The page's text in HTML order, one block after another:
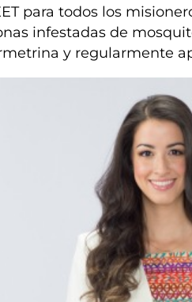
para todos los
infestadas de
y regularmente